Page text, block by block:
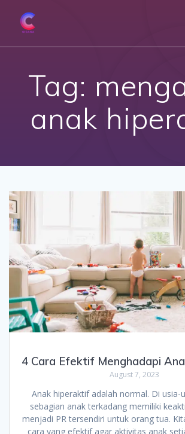
Tag:
anak
4 Cara Efektif Menghadapi
August 7, 2023
Anak hiperaktif adalah normal. Di usia-
sebagian anak terkadang memiliki
menjadi PR tersendiri untuk orang tua.
cara yang efektif agar aktivitas anak